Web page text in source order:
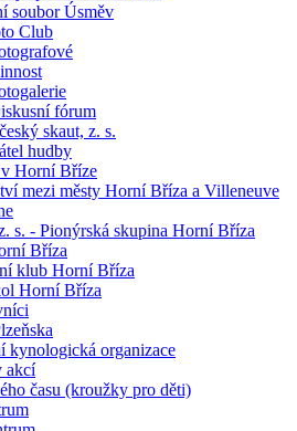
soubor Úsměv
Club
fórum
skaut, z. s.
hudby
Horní Bříze
mezi městy Horní Bříza a Villeneuve
s. - Pionýrská skupina Horní Bříza
Bříza
klub Horní Bříza
Horní Bříza
kynologická organizace
akcí
času (kroužky pro děti)